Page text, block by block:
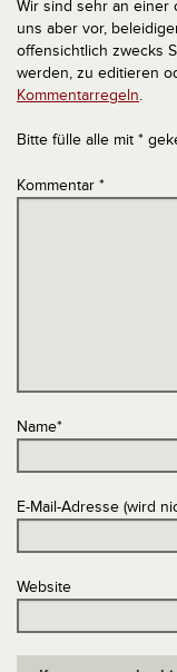
Wir sind sehr an einer
uns aber vor,
offensichtlich zwecks
werden, zu editieren
Kommentarregeln.
Bitte fülle alle mit *
Kommentar *
Name*
E-Mail-Adresse (wird
Website